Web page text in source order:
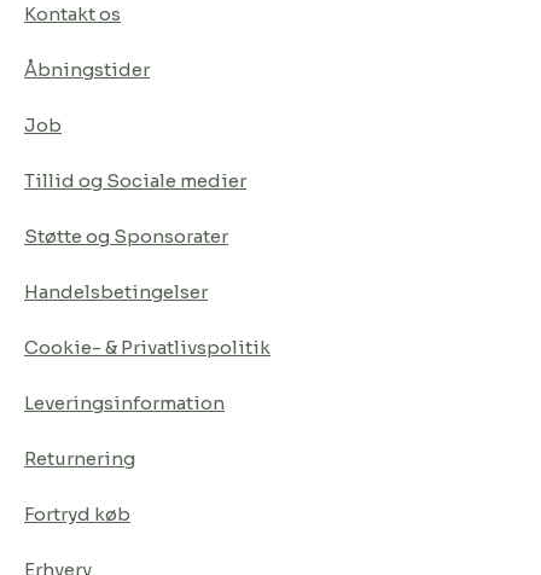
Kontakt os
Åbningstider
Job
Tillid og Sociale medier
Støtte og Sponsorater
Handelsbetingelser
Cookie- & Privatlivspolitik
Leveringsinformation
Returnering
Fortryd køb
Erhverv